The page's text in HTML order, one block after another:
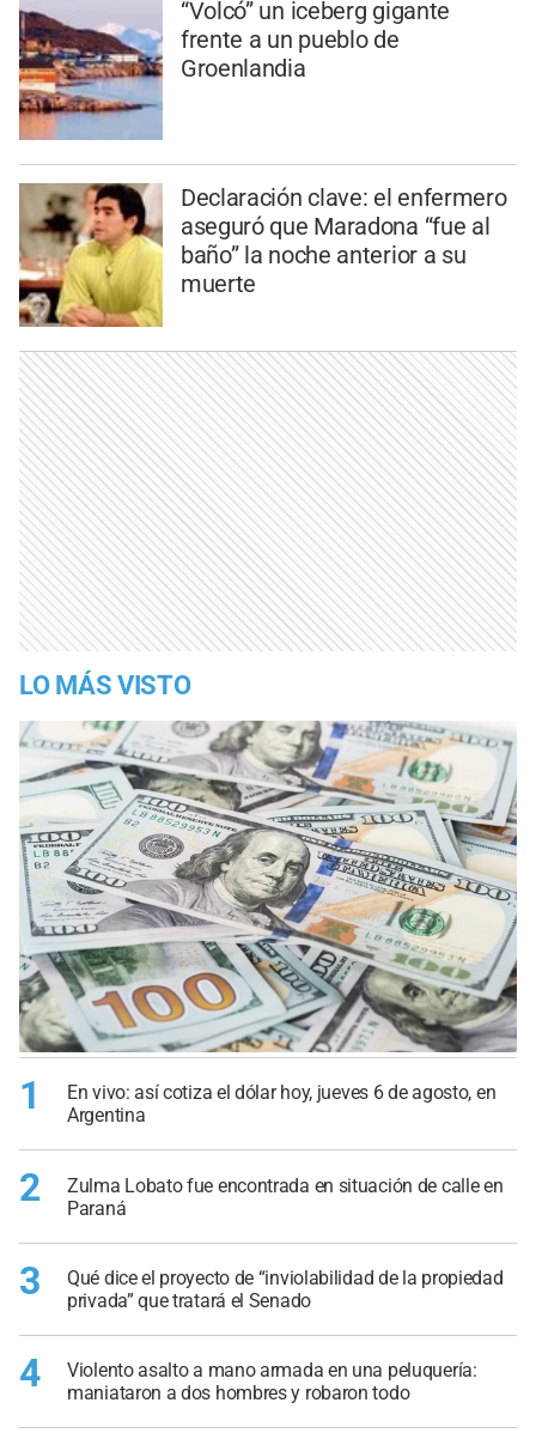
“Volcó” un iceberg gigante
frente a un pueblo de
Groenlandia
Declaración clave: el enfermero
aseguró que Maradona “fue al
baño” la noche anterior a su
muerte
LO MÁS VISTO
1
En vivo: así cotiza el dólar hoy, jueves 6 de agosto, en
Argentina
2
Zulma Lobato fue encontrada en situación de calle en
Paraná
3
Qué dice el proyecto de “inviolabilidad de la propiedad
privada” que tratará el Senado
4
Violento asalto a mano armada en una peluquería:
maniataron a dos hombres y robaron todo